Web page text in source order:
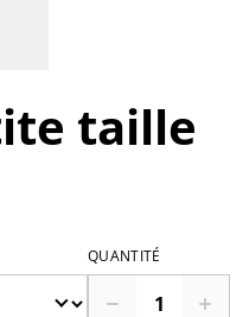
taille
QUANTITÉ